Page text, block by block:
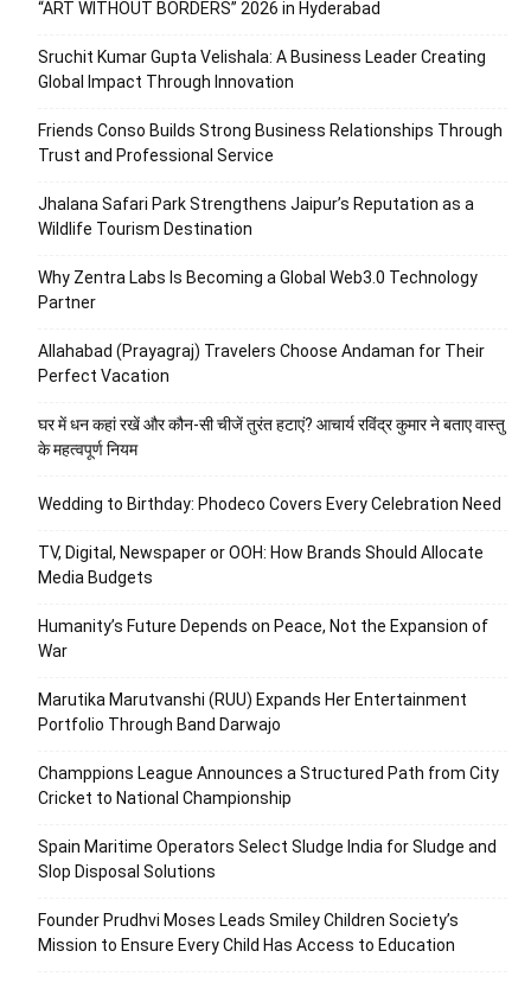
“ART WITHOUT BORDERS” 2026 in Hyderabad
Sruchit Kumar Gupta Velishala: A Business Leader Creating
Global Impact Through Innovation
Friends Conso Builds Strong Business Relationships Through
Trust and Professional Service
Jhalana Safari Park Strengthens Jaipur’s Reputation as a
Wildlife Tourism Destination
Why Zentra Labs Is Becoming a Global Web3.0 Technology
Partner
Allahabad (Prayagraj) Travelers Choose Andaman for Their
Perfect Vacation
घर में धन कहां रखें और कौन-सी चीजें तुरंत हटाएं? आचार्य रविंद्र कुमार ने बताए वास्तु
के महत्वपूर्ण नियम
Wedding to Birthday: Phodeco Covers Every Celebration Need
TV, Digital, Newspaper or OOH: How Brands Should Allocate
Media Budgets
Humanity’s Future Depends on Peace, Not the Expansion of
War
Marutika Marutvanshi (RUU) Expands Her Entertainment
Portfolio Through Band Darwajo
Champpions League Announces a Structured Path from City
Cricket to National Championship
Spain Maritime Operators Select Sludge India for Sludge and
Slop Disposal Solutions
Founder Prudhvi Moses Leads Smiley Children Society’s
Mission to Ensure Every Child Has Access to Education